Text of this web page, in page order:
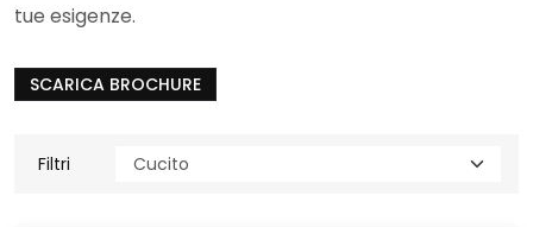
tue esigenze.
SCARICA BROCHURE
Filtri